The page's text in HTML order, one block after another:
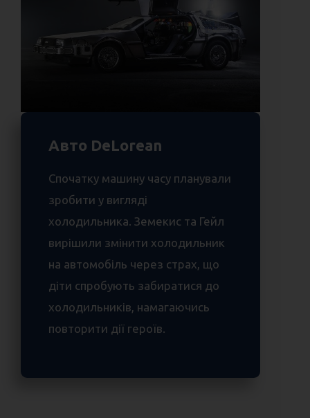
Авто DeLorean
Спочатку машину часу планували
зробити у вигляді
холодильника. Земекис та Гейл
вирішили змінити холодильник
на автомобіль через страх, що
діти спробують забиратися до
холодильників, намагаючись
повторити дії героїв.